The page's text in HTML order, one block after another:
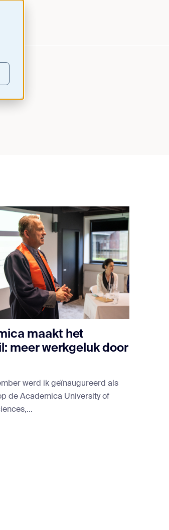
maakt het
meer werkgeluk door
werd ik geïnaugureerd als
de Academica University of